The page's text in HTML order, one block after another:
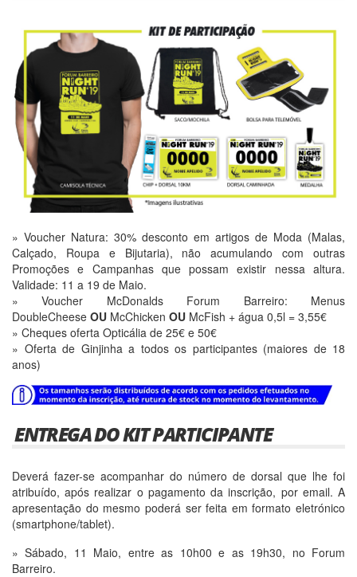
» Voucher Natura: 30% desconto em artigos de Moda (Malas,
Calçado, Roupa e Bijutaria), não acumulando com outras
Promoções e Campanhas que possam existir nessa altura.
Validade: 11 a 19 de Maio.
» Voucher McDonalds Forum Barreiro: Menus
DoubleCheese OU McChicken OU McFish + água 0,5l = 3,55€
» Cheques oferta Opticália de 25€ e 50€
» Oferta de Ginjinha a todos os participantes (maiores de 18
anos)
ENTREGA DO KIT PARTICIPANTE
Deverá fazer-se acompanhar do número de dorsal que lhe foi
atribuído, após realizar o pagamento da inscrição, por email. A
apresentação do mesmo poderá ser feita em formato eletrónico
(smartphone/tablet).
» Sábado, 11 Maio, entre as 10h00 e as 19h30, no Forum
Barreiro.